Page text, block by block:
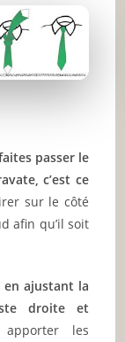
passer le
c’est ce
sur le côté
afin qu’il soit
ajustant la
droite et
les